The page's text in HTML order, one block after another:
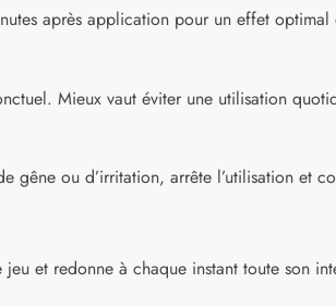
après application pour un effet optimal
Mieux vaut éviter une utilisation
gêne ou d’irritation, arrête l’utilisation et
et redonne à chaque instant toute son